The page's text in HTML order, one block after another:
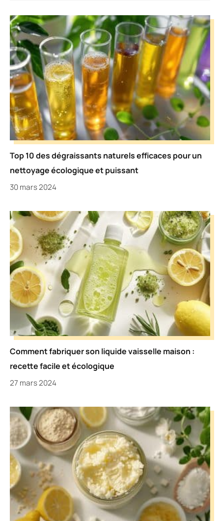
Top 10 des dégraissants naturels efficaces pour un
nettoyage écologique et puissant
30 mars 2024
Comment fabriquer son liquide vaisselle maison :
recette facile et écologique
27 mars 2024